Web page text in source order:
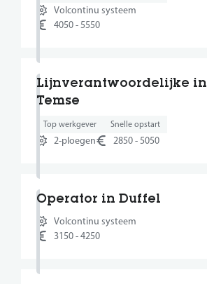
Volcontinu systeem
4050 - 5550
Lijnverantwoordelijke in
Temse
Top werkgever Snelle opstart
2-ploegen 2850 - 5050
Operator in Duffel
Volcontinu systeem
3150 - 4250